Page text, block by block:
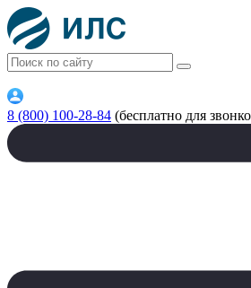
8 (800) 100-28-84 (бесплатно для